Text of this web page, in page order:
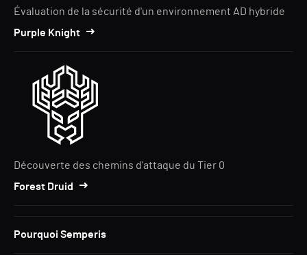
Évaluation de la sécurité d'un environnement AD hybride
Purple Knight
Découverte des chemins d'attaque du Tier 0
Forest Druid
Pourquoi Semperis